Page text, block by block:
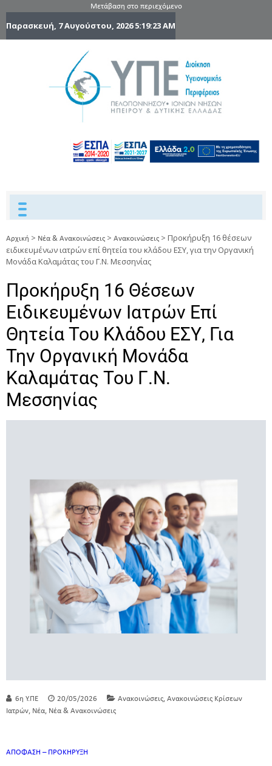
Μετάβαση στο περιεχόμενο
Παρασκευή, 7 Αυγούστου, 20265:19:24 AM
Ηπείρου
Δυτικής
Ελλάδας
Αρχική > Νέα & Ανακοινώσεις > Ανακοινώσεις > Προκήρυξη 16 θέσεων
ειδικευμένων ιατρών επί θητεία του κλάδου ΕΣΥ, για την Οργανική
Μονάδα Καλαμάτας του Γ.Ν. Μεσσηνίας
Προκήρυξη 16 Θέσεων
Ειδικευμένων Ιατρών Επί
Θητεία Του Κλάδου ΕΣΥ, Για
Την Οργανική Μονάδα
Καλαμάτας Του Γ.Ν.
Μεσσηνίας
6η Υ.ΠΕ 20/05/2026 Ανακοινώσεις Ανακοινώσεις Κρίσεων
Ιατρών Νέα Νέα & Ανακοινώσεις
ΑΠΟΦΑΣΗ – ΠΡΟΚΗΡΥΞΗ